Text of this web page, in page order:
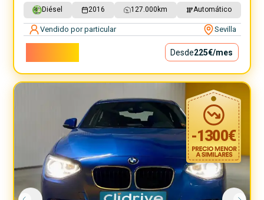
Diésel 2016 127.000 km Automático
Vendido por particular Sevilla
Desde225€/mes
-1300€